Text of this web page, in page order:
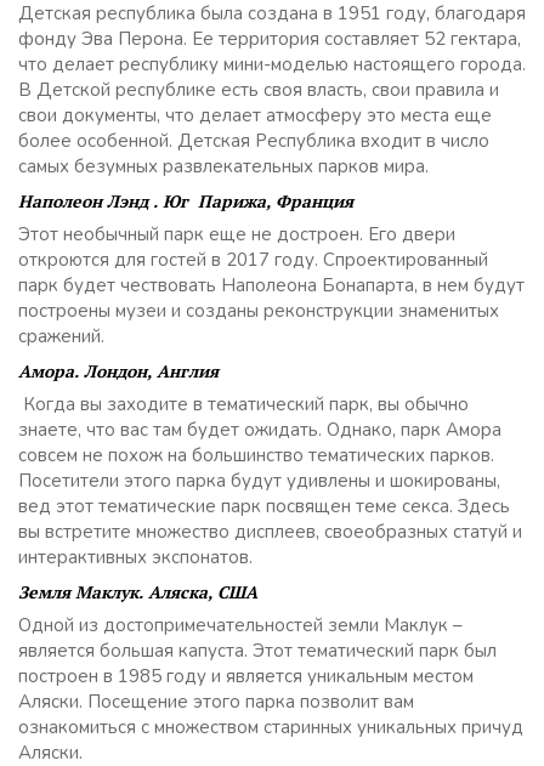
Детская республика была создана в 1951 году, благодаря
фонду Эва Перона. Ее территория составляет 52 гектара,
что делает республику мини-моделью настоящего города.
В Детской республике есть своя власть, свои правила и
свои документы, что делает атмосферу это места еще
более особенной. Детская Республика входит в число
самых безумных развлекательных парков мира.
Наполеон Лэнд . Юг Парижа, Франция
Этот необычный парк еще не достроен. Его двери
откроются для гостей в 2017 году. Спроектированный
парк будет чествовать Наполеона Бонапарта, в нем будут
построены музеи и созданы реконструкции знаменитых
сражений.
Амора. Лондон, Англия
Когда вы заходите в тематический парк, вы обычно
знаете, что вас там будет ожидать. Однако, парк Амора
совсем не похож на большинство тематических парков.
Посетители этого парка будут удивлены и шокированы,
вед этот тематические парк посвящен теме секса. Здесь
вы встретите множество дисплеев, своеобразных статуй и
интерактивных экспонатов.
Земля Маклук. Аляска, США
Одной из достопримечательностей земли Маклук –
является большая капуста. Этот тематический парк был
построен в 1985 году и является уникальным местом
Аляски. Посещение этого парка позволит вам
ознакомиться с множеством старинных уникальных причуд
Аляски.